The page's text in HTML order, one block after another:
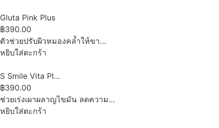
Gluta Pink Plus
฿390.00
ตัวช่วยปรับผิวหมองคล้ำให้ขา…
หยิบใส่ตะกร้า
S Smile Vita Pl…
฿390.00
ช่วยเร่งเผาผลาญไขมัน ลดความ…
หยิบใส่ตะกร้า